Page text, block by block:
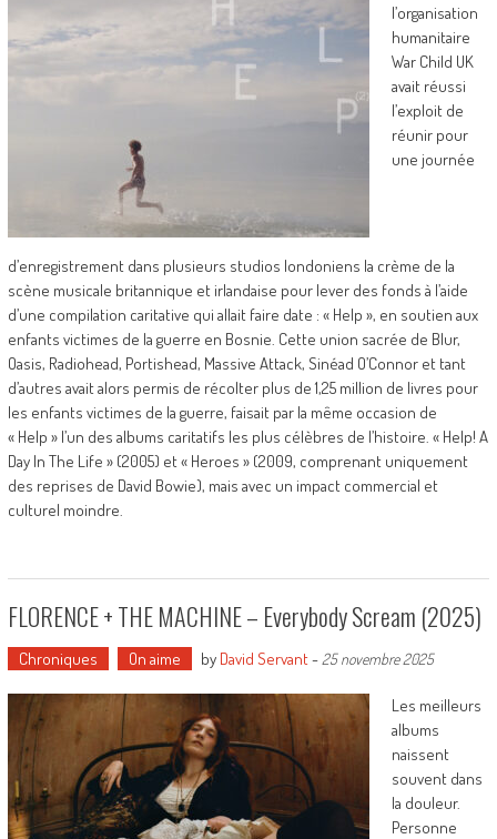
l’organisation
humanitaire
War Child UK
avait réussi
l’exploit de
réunir pour
une journée
d’enregistrement dans plusieurs studios londoniens la crème de la
scène musicale britannique et irlandaise pour lever des fonds à l’aide
d’une compilation caritative qui allait faire date : « Help », en soutien aux
enfants victimes de la guerre en Bosnie. Cette union sacrée de Blur,
Oasis, Radiohead, Portishead, Massive Attack, Sinéad O’Connor et tant
d’autres avait alors permis de récolter plus de 1,25 million de livres pour
les enfants victimes de la guerre, faisait par la même occasion de
« Help » l’un des albums caritatifs les plus célèbres de l’histoire. « Help! A
Day In The Life » (2005) et « Heroes » (2009, comprenant uniquement
des reprises de David Bowie), mais avec un impact commercial et
culturel moindre.
FLORENCE + THE MACHINE – Everybody Scream (2025)
Chroniques On aime by David Servant- 25 novembre 2025
Les meilleurs
albums
naissent
souvent dans
la douleur.
Personne